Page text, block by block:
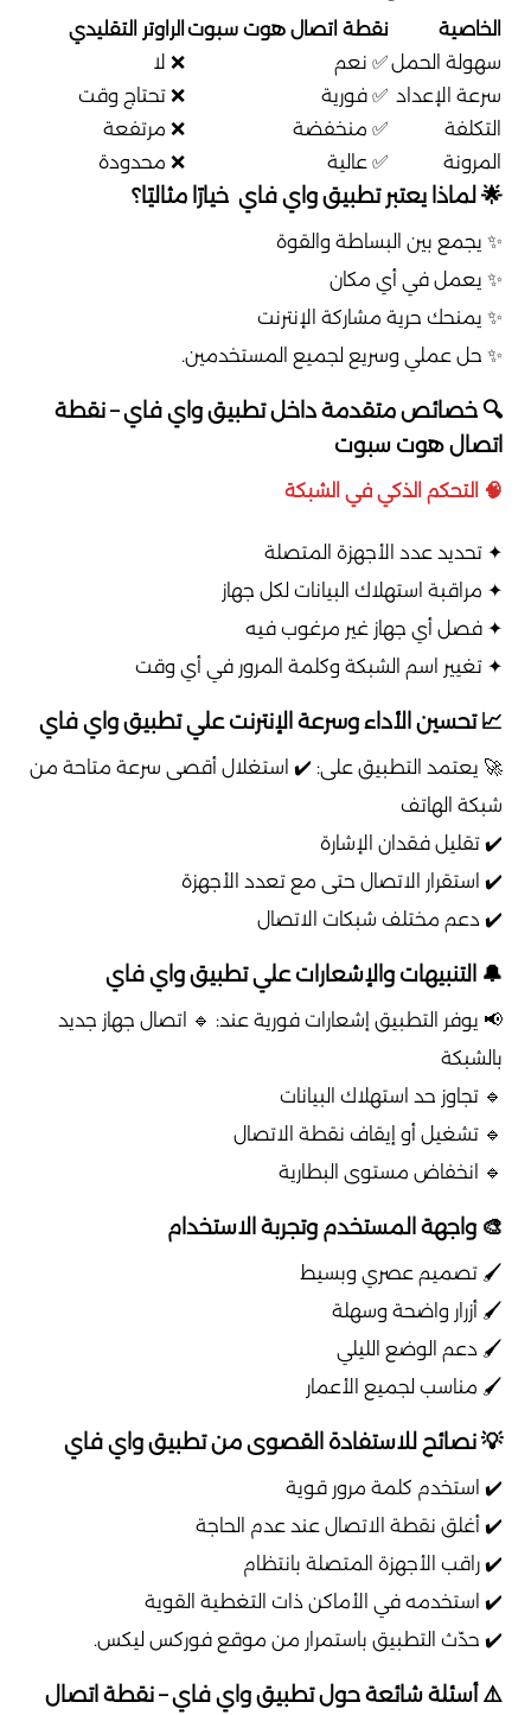
الخاصية نقطة اتصال هوت سبوت الراوتر التقليدي
سهولة الحمل✅ نعم
❌ لا
سرعة الإعداد ✅ فورية
❌ تحتاج وقت
التكلفة
✅ منخفضة
❌ مرتفعة
المرونة
✅ عالية ❌ محدودة
🌟 لماذا يعتبر تطبيق واي فاي خيارًا مثاليًا؟
✨ يجمع بين البساطة والقوة
✨ يعمل في أي مكان
✨ يمنحك حرية مشاركة الإنترنت
✨ حل عملي وسريع لجميع المستخدمين.
🔍 خصائص متقدمة داخل تطبيق واي فاي – نقطة
اتصال هوت سبوت
🧠 التحكم الذكي في الشبكة
✦ تحديد عدد الأجهزة المتصلة
✦ مراقبة استهلاك البيانات لكل جهاز
✦ فصل أي جهاز غير مرغوب فيه
✦ تغيير اسم الشبكة وكلمة المرور في أي وقت
📈 تحسين الأداء وسرعة الإنترنت علي تطبيق واي فاي
🚀 يعتمد التطبيق على: ✔️ استغلال أقصى سرعة متاحة من
شبكة الهاتف
✔️ تقليل فقدان الإشارة
✔️ استقرار الاتصال حتى مع تعدد الأجهزة
✔️ دعم مختلف شبكات الاتصال
🔔 التنبيهات والإشعارات علي تطبيق واي فاي
📢 يوفر التطبيق إشعارات فورية عند: 🔹 اتصال جهاز جديد
بالشبكة
🔹 تجاوز حد استهلاك البيانات
🔹 تشغيل أو إيقاف نقطة الاتصال
🔹 انخفاض مستوى البطارية
🎨 واجهة المستخدم وتجربة الاستخدام
🖌️ تصميم عصري وبسيط
🖌️ أزرار واضحة وسهلة
🖌️ دعم الوضع الليلي
🖌️ مناسب لجميع الأعمار
💡 نصائح للاستفادة القصوى من تطبيق واي فاي
✔️ استخدم كلمة مرور قوية
✔️ أغلق نقطة الاتصال عند عدم الحاجة
✔️ راقب الأجهزة المتصلة بانتظام
✔️ استخدمه في الأماكن ذات التغطية القوية
✔️ حدّث التطبيق باستمرار من موقع فوركس ليكس.
⚠️ أسئلة شائعة حول تطبيق واي فاي – نقطة اتصال